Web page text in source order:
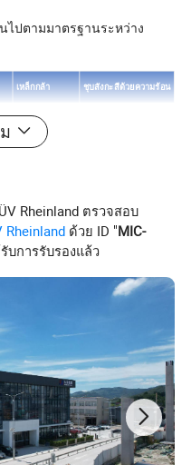
ไปตามมาตรฐานระหว่าง
เหล็กกล้า ชุบสังกะสีด้วยความร้อน
โดยที่ 2006
ASTM (A36)
EN 10025 1993 EN ISO 1461-1999
Rheinland ตรวจสอบ
Rheinland ด้วย ID "MIC-
บการรับรองแล้ว